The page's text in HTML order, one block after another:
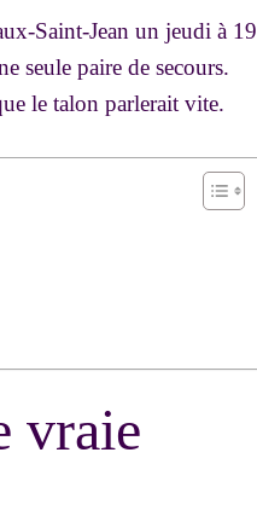
Saint-Jean un jeudi à 19
seule paire de secours.
le talon parlerait vite.
vraie